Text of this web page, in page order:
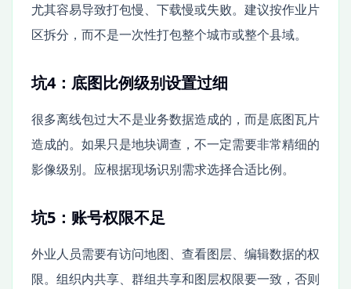
尤其容易导致打包慢、下载慢或失败。建议按作业片
区拆分，而不是一次性打包整个城市或整个县域。
坑4：底图比例级别设置过细
很多离线包过大不是业务数据造成的，而是底图瓦片
造成的。如果只是地块调查，不一定需要非常精细的
影像级别。应根据现场识别需求选择合适比例。
坑5：账号权限不足
外业人员需要有访问地图、查看图层、编辑数据的权
限。组织内共享、群组共享和图层权限要一致，否则